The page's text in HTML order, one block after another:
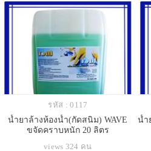
รหัส : 0117
น้ำยาล้างห้องน้ำ(กัดสนิม) WAVE
ขจัดคราบหนัก 20 ลิตร
views 324 คน
น้ำ